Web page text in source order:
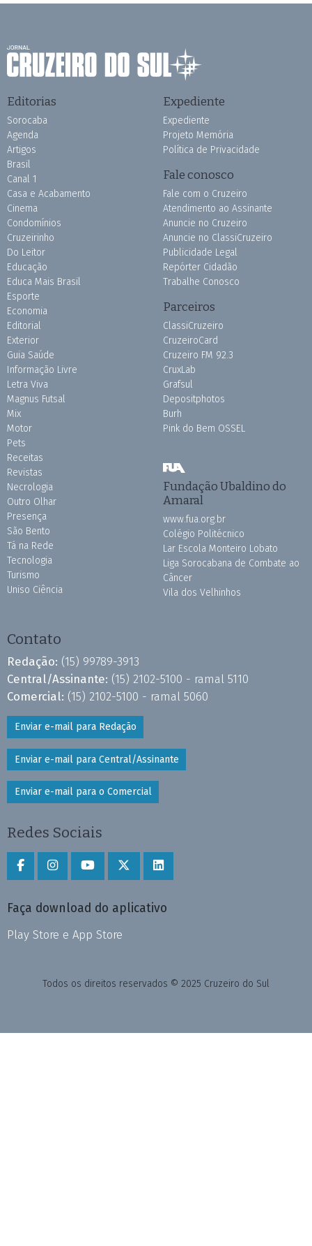
Editorias
Sorocaba
Agenda
Artigos
Brasil
Canal 1
Casa e Acabamento
Cinema
Condomínios
Cruzeirinho
Do Leitor
Educação
Educa Mais Brasil
Esporte
Economia
Editorial
Exterior
Guia Saúde
Informação Livre
Letra Viva
Magnus Futsal
Mix
Motor
Pets
Receitas
Revistas
Necrologia
Outro Olhar
Presença
São Bento
Tá na Rede
Tecnologia
Turismo
Uniso Ciência
Expediente
Expediente
Projeto Memória
Política de Privacidade
Fale conosco
Fale com o Cruzeiro
Atendimento ao Assinante
Anuncie no Cruzeiro
Anuncie no ClassiCruzeiro
Publicidade Legal
Repórter Cidadão
Trabalhe Conosco
Parceiros
ClassiCruzeiro
CruzeiroCard
Cruzeiro FM 92.3
CruxLab
Grafsul
Depositphotos
Burh
Pink do Bem OSSEL
Fundação Ubaldino do
Amaral
www.fua.org.br
Colégio Politécnico
Lar Escola Monteiro Lobato
Liga Sorocabana de Combate ao
Câncer
Vila dos Velhinhos
Contato
Redação: (15) 99789-3913
Central/Assinante: (15) 2102-5100 - ramal 5110
Comercial: (15) 2102-5100 - ramal 5060
Enviar e-mail para Redação
Enviar e-mail para Central/Assinante
Enviar e-mail para o Comercial
Redes Sociais
Faça download do aplicativo
Play Store e App Store
Todos os direitos reservados © 2025 Cruzeiro do Sul